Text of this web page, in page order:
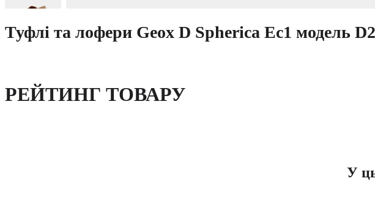
Туфлі та лофери Geox D Spherica Ec1 модель
РЕЙТИНГ ТОВАРУ
У